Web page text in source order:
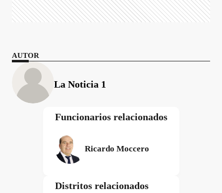
AUTOR
La Noticia 1
Funcionarios relacionados
Ricardo Moccero
Distritos relacionados